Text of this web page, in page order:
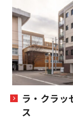
ラ・クラ
ス